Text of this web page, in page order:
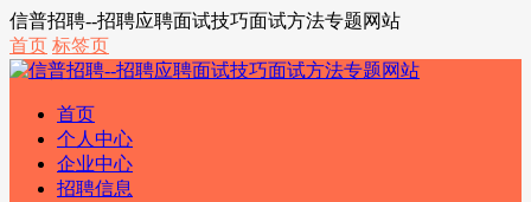
信普招聘--招聘应聘面试技巧面试方法专题网站
首页 标签页
首页
个人中心
企业中心
招聘信息